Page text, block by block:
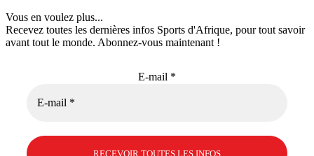
Vous en voulez plus...
Recevez toutes les dernières infos Sports d'Afrique, pour tout savoir
avant tout le monde. Abonnez-vous maintenant !
E-mail *